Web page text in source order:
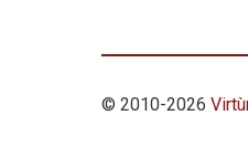
© 2010-2026